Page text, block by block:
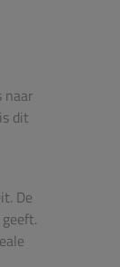
naar
dit
De